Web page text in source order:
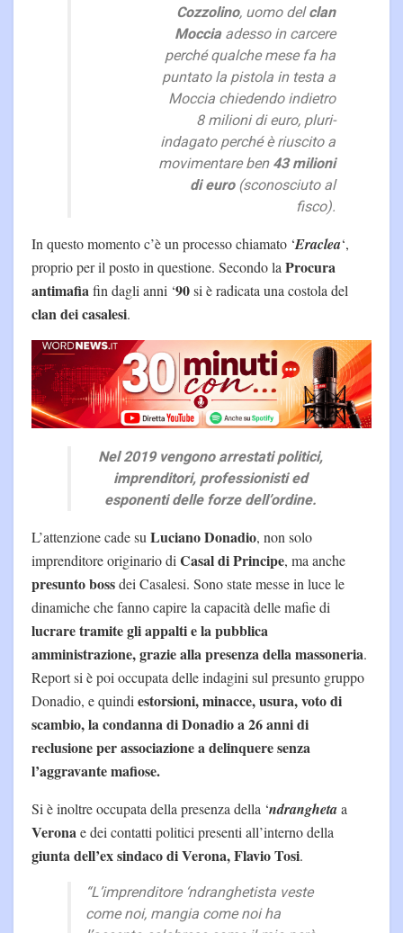
Cozzolino, uomo delclan
Mocciaadesso in carcere
perché qualche mese fa ha
puntato la pistola in testa a
Moccia chiedendo indietro
8 milioni di euro, pluri-
indagato perché è riuscito a
movimentare ben43 milioni
di euro(sconosciuto al
fisco).
In questo momento c’è un processo chiamato ‘Eraclea‘,
proprio per il posto in questione. Secondo la Procura
antimafiafin dagli anni ‘90si è radicata una costola del
clan dei casalesi.
Nel 2019 vengono arrestati politici,
imprenditori, professionisti ed
esponenti delle forze dell’ordine.
L’attenzione cade su Luciano Donadio, non solo
imprenditore originario di Casal di Principe, ma anche
presunto bossdei Casalesi. Sono state messe in luce le
dinamiche che fanno capire la capacità delle mafie di
lucrare tramite gli appalti e la pubblica
amministrazione, grazie alla presenza della massoneria.
Report si è poi occupata delle indagini sul presunto gruppo
Donadio, e quindi estorsioni, minacce, usura, voto di
scambio, la condanna di Donadio a 26 anni di
reclusione per associazione a delinquere senza
l’aggravante mafiose.
Si è inoltre occupata della presenza della ‘ndranghetaa
Veronae dei contatti politici presenti all’interno della
giunta dell’ex sindaco di Verona, Flavio Tosi.
“L’imprenditore ‘ndranghetista veste
come noi, mangia come noi ha